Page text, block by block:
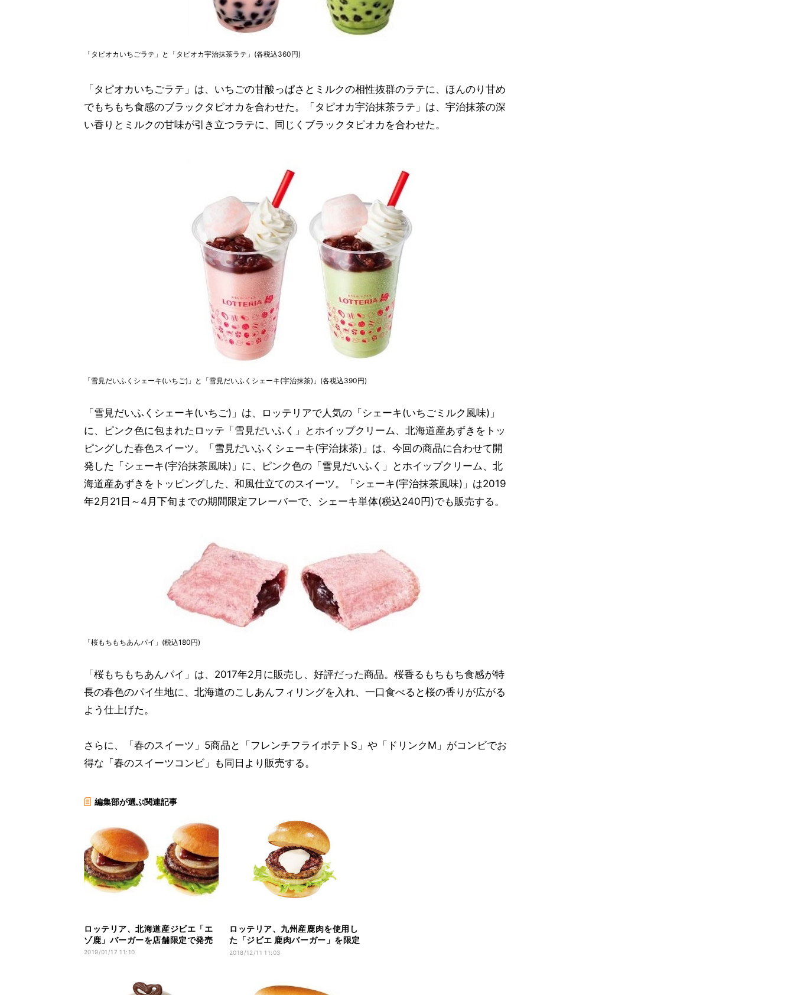
「タピオカいちごラテ」と「タピオカ宇治抹茶ラテ」(各税込360円)
「タピオカいちごラテ」は、いちごの甘酸っぱさとミルクの相性抜群のラテに、ほんのり甘め
でもちもち食感のブラックタピオカを合わせた。「タピオカ宇治抹茶ラテ」は、宇治抹茶の深
い香りとミルクの甘味が引き立つラテに、同じくブラックタピオカを合わせた。
「雪見だいふくシェーキ(いちご)」と「雪見だいふくシェーキ(宇治抹茶)」(各税込390円)
「雪見だいふくシェーキ(いちご)」は、ロッテリアで人気の「シェーキ(いちごミルク風味)」
に、ピンク色に包まれたロッテ「雪見だいふく」とホイップクリーム、北海道産あずきをトッ
ピングした春色スイーツ。「雪見だいふくシェーキ(宇治抹茶)」は、今回の商品に合わせて開
発した「シェーキ(宇治抹茶風味)」に、ピンク色の「雪見だいふく」とホイップクリーム、北
海道産あずきをトッピングした、和風仕立てのスイーツ。「シェーキ(宇治抹茶風味)」は2019
年2月21日～4月下旬までの期間限定フレーバーで、シェーキ単体(税込240円)でも販売する。
「桜もちもちあんパイ」(税込180円)
「桜もちもちあんパイ」は、2017年2月に販売し、好評だった商品。桜香るもちもち食感が特
長の春色のパイ生地に、北海道のこしあんフィリングを入れ、一口食べると桜の香りが広がる
よう仕上げた。
さらに、「春のスイーツ」5商品と「フレンチフライポテトS」や「ドリンクM」がコンビでお
得な「春のスイーツコンビ」も同日より販売する。
編集部が選ぶ関連記事
ロッテリア、北海道産ジビエ「エ
ゾ鹿」バーガーを店舗限定で発売
2019/01/17 11:10
ロッテリア、九州産鹿肉を使用し
た「ジビエ 鹿肉バーガー」を限定
販売
2018/12/11 11:03